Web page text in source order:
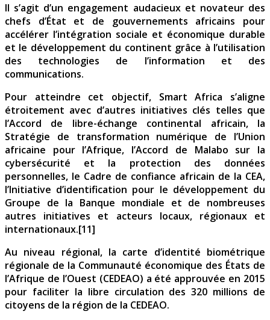
Il s’agit d’un engagement audacieux et novateur des
chefs d’État et de gouvernements africains pour
accélérer l’intégration sociale et économique durable
et le développement du continent grâce à l’utilisation
des technologies de l’information et des
communications.
Pour atteindre cet objectif, Smart Africa s’aligne
étroitement avec d’autres initiatives clés telles que
l’Accord de libre-échange continental africain, la
Stratégie de transformation numérique de l’Union
africaine pour l’Afrique, l’Accord de Malabo sur la
cybersécurité et la protection des données
personnelles, le Cadre de confiance africain de la CEA,
l’Initiative d’identification pour le développement du
Groupe de la Banque mondiale et de nombreuses
autres initiatives et acteurs locaux, régionaux et
internationaux.[11]
Au niveau régional, la carte d’identité biométrique
régionale de la Communauté économique des États de
l’Afrique de l’Ouest (CEDEAO) a été approuvée en 2015
pour faciliter la libre circulation des 320 millions de
citoyens de la région de la CEDEAO.